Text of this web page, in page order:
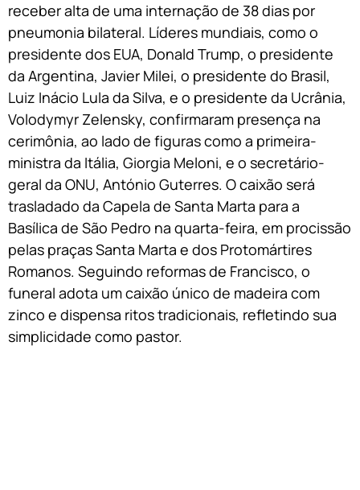
receber alta de uma internação de 38 dias por
pneumonia bilateral. Líderes mundiais, como o
presidente dos EUA, Donald Trump, o presidente
da Argentina, Javier Milei, o presidente do Brasil,
Luiz Inácio Lula da Silva, e o presidente da Ucrânia,
Volodymyr Zelensky, confirmaram presença na
cerimônia, ao lado de figuras como a primeira-
ministra da Itália, Giorgia Meloni, e o secretário-
geral da ONU, António Guterres. O caixão será
trasladado da Capela de Santa Marta para a
Basílica de São Pedro na quarta-feira, em procissão
pelas praças Santa Marta e dos Protomártires
Romanos. Seguindo reformas de Francisco, o
funeral adota um caixão único de madeira com
zinco e dispensa ritos tradicionais, refletindo sua
simplicidade como pastor.